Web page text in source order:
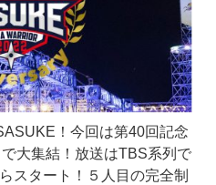
！今回は第40回記念
大集結！放送はTBS系列で
スタート！５人目の完全制